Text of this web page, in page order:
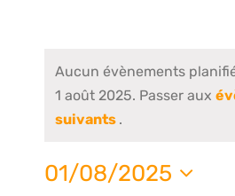
Aucun évènements
1 août 2025. Passer aux
suivants .
01/08/2025